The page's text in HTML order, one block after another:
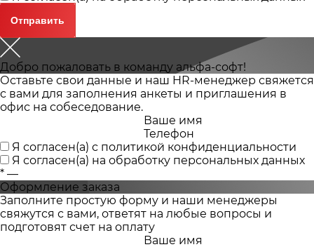
Добро пожаловать в команду альфа-софт!
Оставьте свои данные и наш HR-менеджер свяжется
с вами для заполнения анкеты и приглашения в
офис на собеседование.
Ваше имя
Телефон
Я согласен(а) с политикой конфиденциальности
Я согласен(а) на обработку персональных данных
* —
Оформление заказа
Заполните простую форму и наши менеджеры
свяжутся с вами, ответят на любые вопросы и
подготовят счет на оплату
Ваше имя